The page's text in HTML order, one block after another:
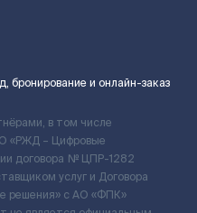
бронирование и онлайн-заказ
в том числе
«РЖД – Цифровые
договора № ЦПР-1282
услуг и Договора
решения» c АО «ФПК»